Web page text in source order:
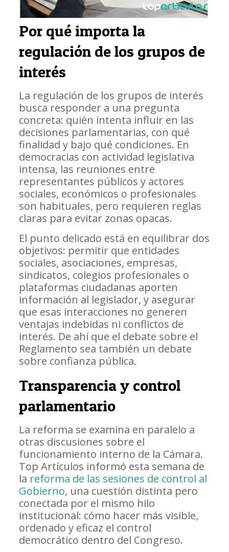
Por qué importa la
regulación de los grupos de
interés
La regulación de los grupos de interés
busca responder a una pregunta
concreta: quién intenta influir en las
decisiones parlamentarias, con qué
finalidad y bajo qué condiciones. En
democracias con actividad legislativa
intensa, las reuniones entre
representantes públicos y actores
sociales, económicos o profesionales
son habituales, pero requieren reglas
claras para evitar zonas opacas.
El punto delicado está en equilibrar dos
objetivos: permitir que entidades
sociales, asociaciones, empresas,
sindicatos, colegios profesionales o
plataformas ciudadanas aporten
información al legislador, y asegurar
que esas interacciones no generen
ventajas indebidas ni conflictos de
interés. De ahí que el debate sobre el
Reglamento sea también un debate
sobre confianza pública.
Transparencia y control
parlamentario
La reforma se examina en paralelo a
otras discusiones sobre el
funcionamiento interno de la Cámara.
Top Artículos informó esta semana de
la reforma de las sesiones de control al
Gobierno, una cuestión distinta pero
conectada por el mismo hilo
institucional: cómo hacer más visible,
ordenado y eficaz el control
democrático dentro del Congreso.